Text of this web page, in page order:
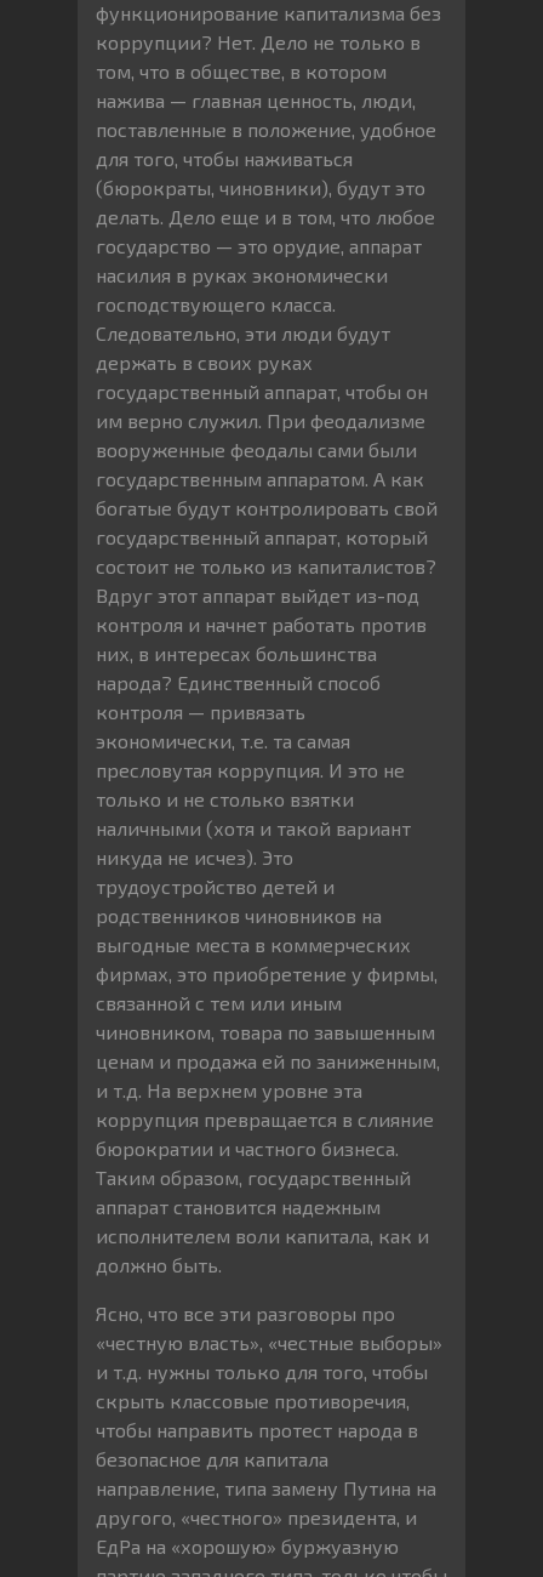
функционирование капитализма без
коррупции? Нет. Дело не только в
том, что в обществе, в котором
нажива — главная ценность, люди,
поставленные в положение, удобное
для того, чтобы наживаться
(бюрократы, чиновники), будут это
делать. Дело еще и в том, что любое
государство — это орудие, аппарат
насилия в руках экономически
господствующего класса.
Следовательно, эти люди будут
держать в своих руках
государственный аппарат, чтобы он
им верно служил. При феодализме
вооруженные феодалы сами были
государственным аппаратом. А как
богатые будут контролировать свой
государственный аппарат, который
состоит не только из капиталистов?
Вдруг этот аппарат выйдет из-под
контроля и начнет работать против
них, в интересах большинства
народа? Единственный способ
контроля — привязать
экономически, т.е. та самая
пресловутая коррупция. И это не
только и не столько взятки
наличными (хотя и такой вариант
никуда не исчез). Это
трудоустройство детей и
родственников чиновников на
выгодные места в коммерческих
фирмах, это приобретение у фирмы,
связанной с тем или иным
чиновником, товара по завышенным
ценам и продажа ей по заниженным,
и т.д. На верхнем уровне эта
коррупция превращается в слияние
бюрократии и частного бизнеса.
Таким образом, государственный
аппарат становится надежным
исполнителем воли капитала, как и
должно быть.
Ясно, что все эти разговоры про
«честную власть», «честные выборы»
и т.д. нужны только для того, чтобы
скрыть классовые противоречия,
чтобы направить протест народа в
безопасное для капитала
направление, типа замену Путина на
другого, «честного» президента, и
ЕдРа на «хорошую» буржуазную